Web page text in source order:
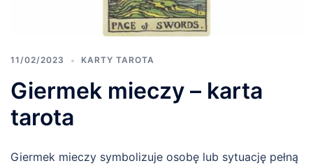
11/02/2023 KARTY TAROTA
Giermek mieczy – karta
tarota
Giermek mieczy symbolizuje osobę lub sytuację pełną